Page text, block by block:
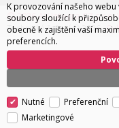
© 2026 AV Integra CZ
Technické řešení © 2026
K provozování našeho
soubory sloužící k
obecně k zajištění vaší
preferencích.
Nutné Preferenční
Marketingové